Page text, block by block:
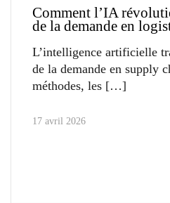
Comment l’IA
de la demande en
L’intelligence artificielle
de la demande en supply
méthodes, les
17 avril 2026